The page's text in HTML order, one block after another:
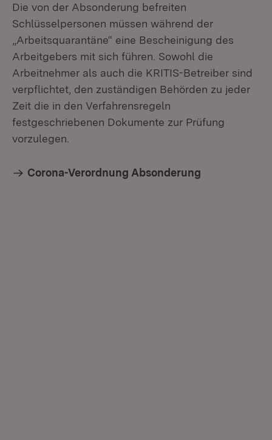
Die von der Absonderung befreiten
Schlüsselpersonen müssen während der
„Arbeitsquarantäne“ eine Bescheinigung des
Arbeitgebers mit sich führen. Sowohl die
Arbeitnehmer als auch die KRITIS-Betreiber sind
verpflichtet, den zuständigen Behörden zu jeder
Zeit die in den Verfahrensregeln
festgeschriebenen Dokumente zur Prüfung
vorzulegen.
Corona-Verordnung Absonderung